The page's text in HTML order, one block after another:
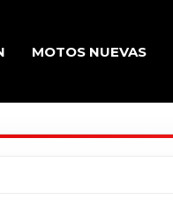
MOTOS NUEVAS